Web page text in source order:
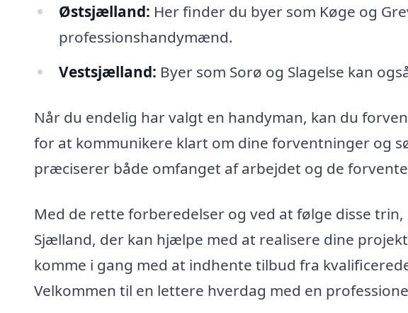
Østsjælland: Her finder du byer som Køge og
professionshandymænd.
Vestsjælland: Byer som Sorø og Slagelse kan
Når du endelig har valgt en handyman, kan du
for at kommunikere klart om dine forventninger og
præciserer både omfanget af arbejdet og de
Med de rette forberedelser og ved at følge disse
Sjælland, der kan hjælpe med at realisere dine
komme i gang med at indhente tilbud fra
Velkommen til en lettere hverdag med en